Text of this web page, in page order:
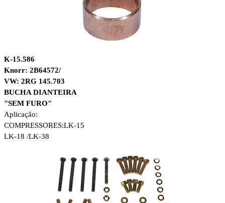
K-15.586
Knorr: 2B64572/
VW: 2RG 145.703
BUCHA DIANTEIRA
"SEM FURO"
Aplicação:
COMPRESSORES:LK-15
LK-18 /LK-38